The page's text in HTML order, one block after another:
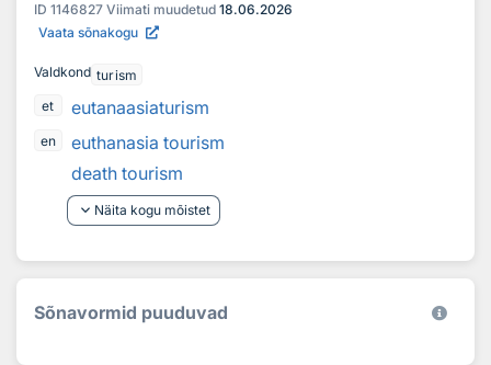
ID 1146827 Viimati muudetud 18.06.2026
Vaata sõnakogu
Valdkond turism
et
eutanaasiaturism
en
euthanasia tourism
death tourism
keyboard_arrow_down Näita kogu mõistet
Sõnavormid puuduvad